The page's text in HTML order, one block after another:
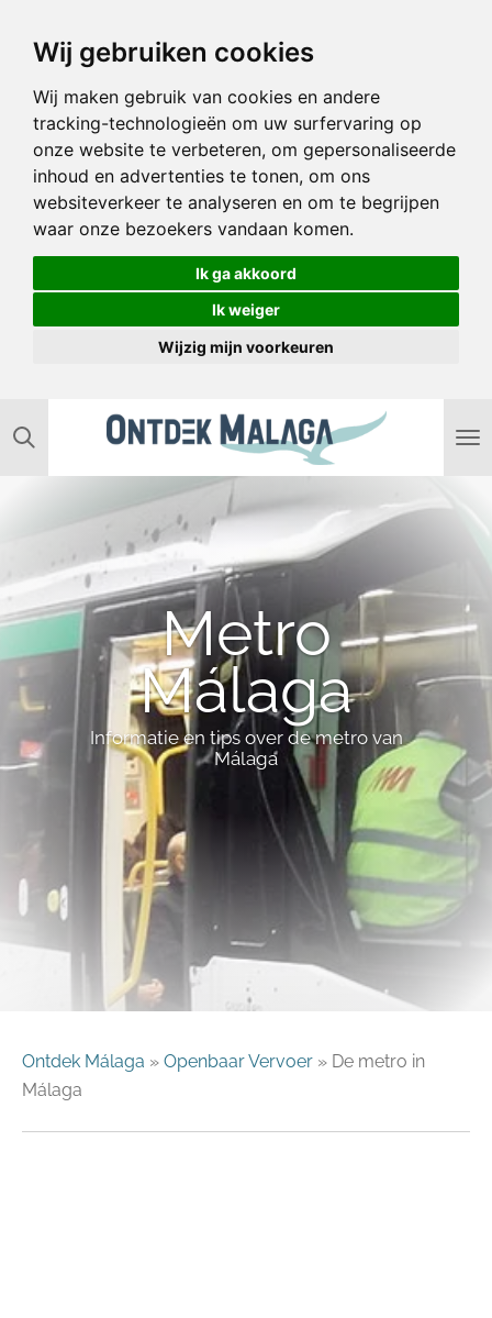
Wij gebruiken cookies
Wij maken gebruik van cookies en andere
tracking-technologieën om uw surfervaring op
onze website te verbeteren, om gepersonaliseerde
inhoud en advertenties te tonen, om ons
websiteverkeer te analyseren en om te begrijpen
waar onze bezoekers vandaan komen.
Ik ga akkoord
Ik weiger
Wijzig mijn voorkeuren
direct
hoofdinhoud
Metro
Málaga
Informatie en tips over de metro van
Málaga
Ontdek Málaga » Openbaar Vervoer » De metro in
Málaga